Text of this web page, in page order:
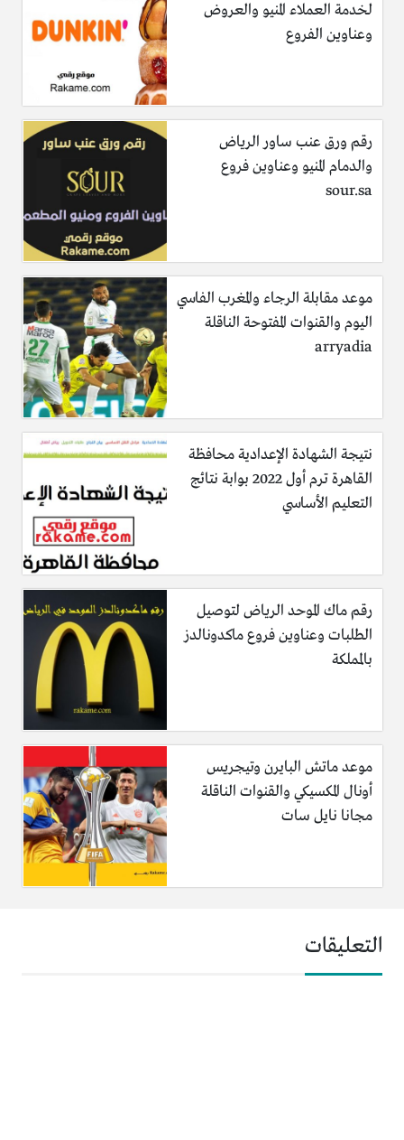
لخدمة العملاء المنيو والعروض
وعناوين الفروع
رقم ورق عنب ساور الرياض
والدمام المنيو وعناوين فروع
sour.sa
موعد مقابلة الرجاء والمغرب الفاسي
اليوم والقنوات المفتوحة الناقلة
arryadia
نتيجة الشهادة الإعدادية محافظة
القاهرة ترم أول 2022 بوابة نتائج
التعليم الأساسي
رقم ماك الموحد الرياض لتوصيل
الطلبات وعناوين فروع ماكدونالدز
بالمملكة
موعد ماتش البايرن وتيجريس
أونال المكسيكي والقنوات الناقلة
مجانا نايل سات
التعليقات